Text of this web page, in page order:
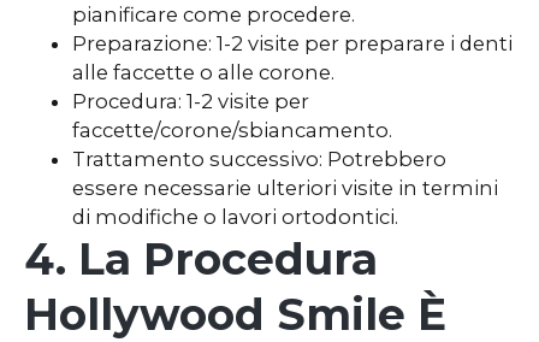
pianificare come procedere.
Preparazione: 1-2 visite per preparare i denti
alle faccette o alle corone.
Procedura: 1-2 visite per
faccette/corone/sbiancamento.
Trattamento successivo: Potrebbero
essere necessarie ulteriori visite in termini
di modifiche o lavori ortodontici.
4. La Procedura
Hollywood Smile È